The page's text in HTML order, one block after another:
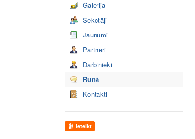
Galerija
Sekotāji
Jaunumi
Partneri
Darbinieki
Runā
Kontakti
Ieteikt